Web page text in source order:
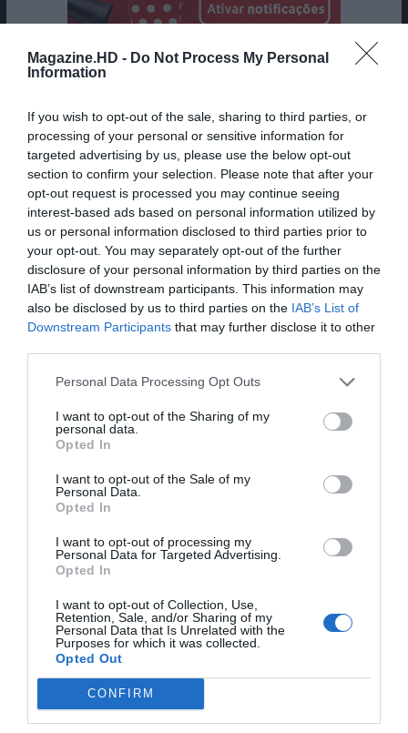
Magazine.HD - Do Not Process My Personal
Information
If you wish to opt-out of the sale, sharing to third parties, or
processing of your personal or sensitive information for
targeted advertising by us, please use the below opt-out
section to confirm your selection. Please note that after your
opt-out request is processed you may continue seeing
interest-based ads based on personal information utilized by
us or personal information disclosed to third parties prior to
your opt-out. You may separately opt-out of the further
disclosure of your personal information by third parties on the
IAB’s list of downstream participants. This information may
also be disclosed by us to third parties on the IAB’s List of
Downstream Participants that may further disclose it to other
Personal Data Processing Opt Outs
I want to opt-out of the Sharing of my
personal data.
Opted In
I want to opt-out of the Sale of my
Personal Data.
Opted In
I want to opt-out of processing my
Personal Data for Targeted Advertising.
Opted In
I want to opt-out of Collection, Use,
Retention, Sale, and/or Sharing of my
Personal Data that Is Unrelated with the
Purposes for which it was collected.
Opted Out
CONFIRM
“Toy Story 5” consegue provar que estes
filmes ainda devem continuar a existir ao
trazer temas atuais de uma forma
inesperada, com a mistura de humor e
emoção a que a saga já nos habituou.
Pub
OVERALL
8/10